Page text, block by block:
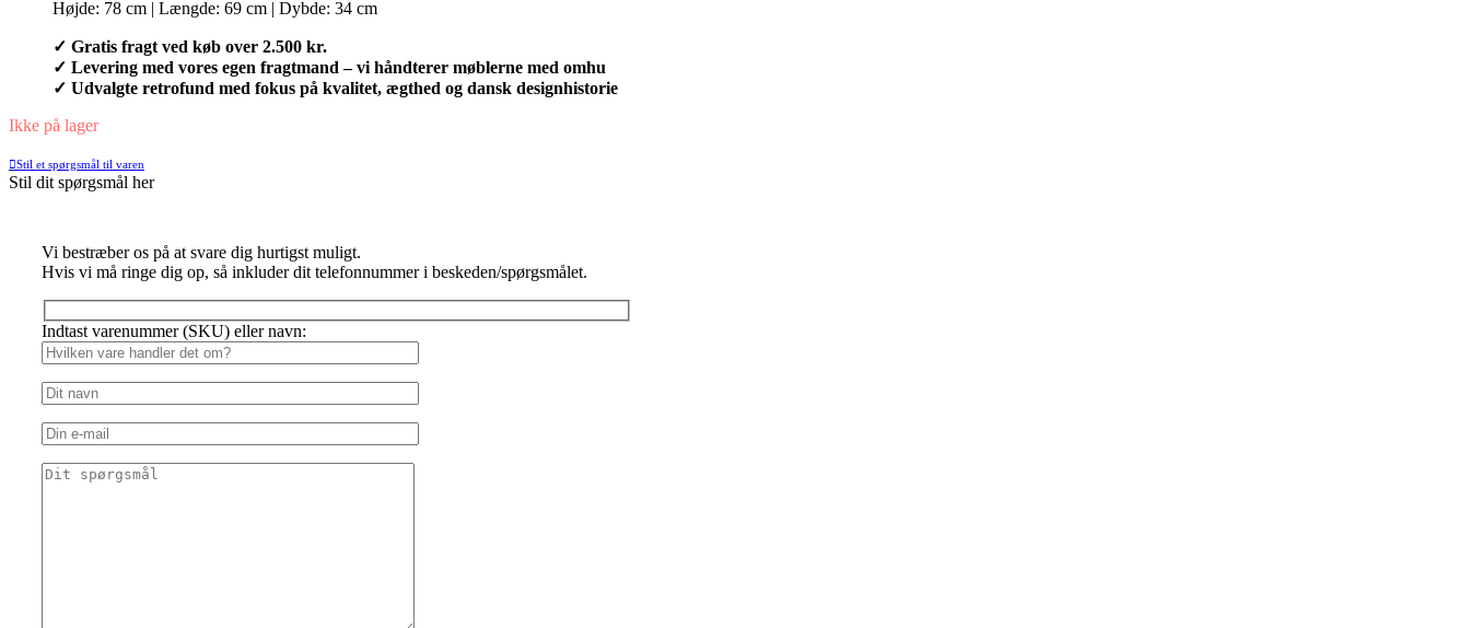
Højde: 78 cm | Længde: 69 cm | Dybde: 34 cm
✓ Gratis fragt ved køb over 2.500 kr.
✓ Levering med vores egen fragtmand – vi håndterer møblerne med omhu
✓ Udvalgte retrofund med fokus på kvalitet, ægthed og dansk designhistorie
Ikke på lager
Stil et spørgsmål til varen
Stil dit spørgsmål her
Vi bestræber os på at svare dig hurtigst muligt.
Hvis vi må ringe dig op, så inkluder dit telefonnummer i beskeden/spørgsmålet.
Indtast varenummer (SKU) eller navn: